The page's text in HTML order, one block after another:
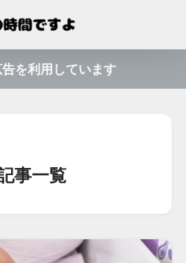
を利用しています
事一覧